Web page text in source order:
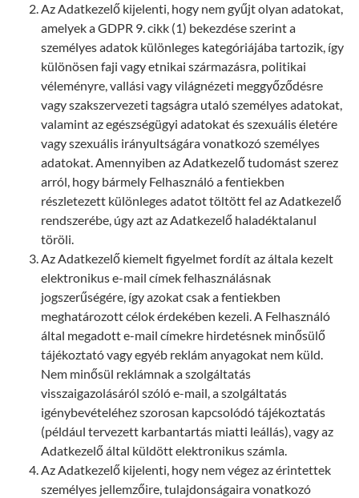
Az Adatkezelő kijelenti, hogy nem gyűjt olyan adatokat,
amelyek a GDPR 9. cikk (1) bekezdése szerint a
személyes adatok különleges kategóriájába tartozik, így
különösen faji vagy etnikai származásra, politikai
véleményre, vallási vagy világnézeti meggyőződésre
vagy szakszervezeti tagságra utaló személyes adatokat,
valamint az egészségügyi adatokat és szexuális életére
vagy szexuális irányultságára vonatkozó személyes
adatokat. Amennyiben az Adatkezelő tudomást szerez
arról, hogy bármely Felhasználó a fentiekben
részletezett különleges adatot töltött fel az Adatkezelő
rendszerébe, úgy azt az Adatkezelő haladéktalanul
töröli.
Az Adatkezelő kiemelt figyelmet fordít az általa kezelt
elektronikus e-mail címek felhasználásnak
jogszerűségére, így azokat csak a fentiekben
meghatározott célok érdekében kezeli. A Felhasználó
által megadott e-mail címekre hirdetésnek minősülő
tájékoztató vagy egyéb reklám anyagokat nem küld.
Nem minősül reklámnak a szolgáltatás
visszaigazolásáról szóló e-mail, a szolgáltatás
igénybevételéhez szorosan kapcsolódó tájékoztatás
(például tervezett karbantartás miatti leállás), vagy az
Adatkezelő által küldött elektronikus számla.
Az Adatkezelő kijelenti, hogy nem végez az érintettek
személyes jellemzőire, tulajdonságaira vonatkozó